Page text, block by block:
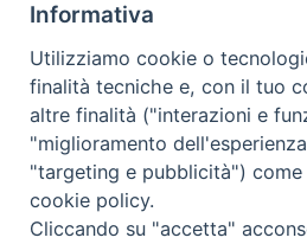
Redazione
Scrivici
Copyright © 2019 -
Informativa
Utilizziamo cookie o
finalità tecniche e, con il tuo
altre finalità ("interazioni e
"miglioramento
"targeting e pubblicità")
cookie policy.
Cliccando su "accetta"